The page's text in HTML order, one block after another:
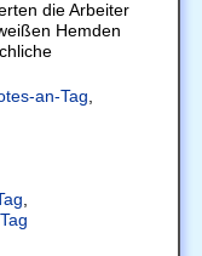
die Arbeiter
Hemden
an-Tag,
,